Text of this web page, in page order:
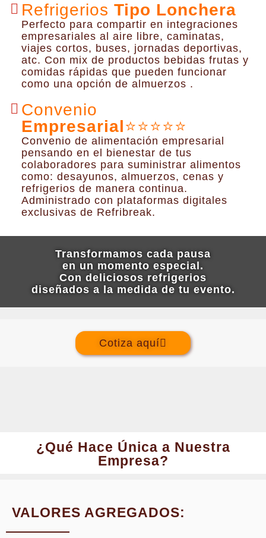
Refrigerios Tipo Lonchera
Perfecto para compartir en integraciones
empresariales al aire libre, caminatas,
viajes cortos, buses, jornadas deportivas,
atc. Con mix de productos bebidas frutas y
comidas rápidas que pueden funcionar
como una opción de almuerzos .
Convenio
Empresarial⭐⭐⭐⭐⭐
Convenio de alimentación empresarial
pensando en el bienestar de tus
colaboradores para suministrar alimentos
como: desayunos, almuerzos, cenas y
refrigerios de manera continua.
Administrado con plataformas digitales
exclusivas de Refribreak.
Transformamos cada pausa
en un momento especial.
Con deliciosos refrigerios
diseñados a la medida de tu evento.
Cotiza aquí
¿Qué Hace Única a Nuestra
Empresa?
VALORES AGREGADOS: